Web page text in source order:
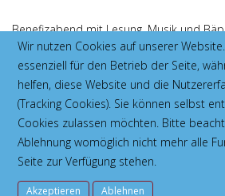
Benefizabend mit Lesung, Musik und
Himmlich gechillte
Autorin Susanne Reichert und Bäppi La
Wir nutzen Cookies auf unserer
essenziell für den Betrieb der Seite,
helfen, diese Website und die
(Tracking Cookies). Sie können selbst
Cookies zulassen möchten. Bitte
Ablehnung womöglich nicht mehr alle
Seite zur Verfügung stehen.
Akzeptieren Ablehnen